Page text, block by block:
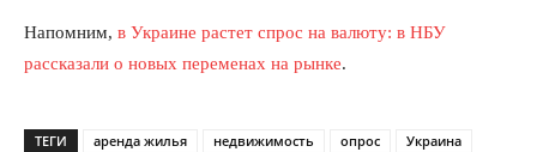
Напомним, в Украине растет спрос на валюту: в НБУ
рассказали о новых переменах на рынке.
ТЕГИ аренда жилья недвижимость опрос
Украина